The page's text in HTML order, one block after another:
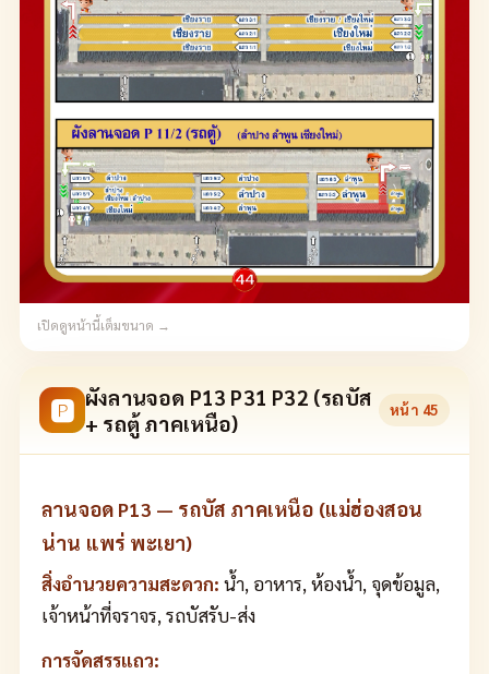
เปิดดูหน้านี้เต็มขนาด →
🅿 ผังลานจอด P13 P31 P32 (รถบัส
+ รถตู้ ภาคเหนือ)
หน้า 45
ลานจอด P13 — รถบัส ภาคเหนือ (แม่ฮ่องสอน
น่าน แพร่ พะเยา)
สิ่งอำนวยความสะดวก: น้ำ, อาหาร, ห้องน้ำ, จุดข้อมูล,
เจ้าหน้าที่จราจร, รถบัสรับ-ส่ง
การจัดสรรแถว: